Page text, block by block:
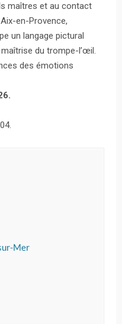
maîtres et au contact
en-Provence,
un langage pictural
du trompe-l’œil.
des émotions
Mer